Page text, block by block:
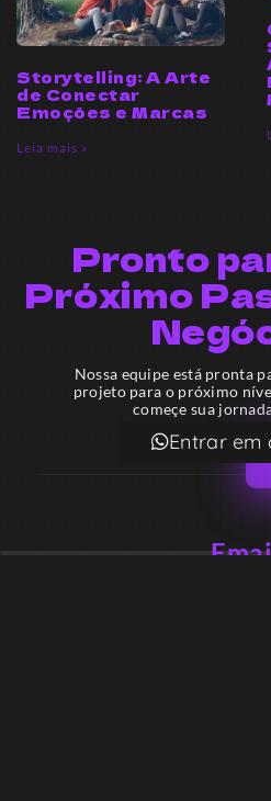
Storytelling: A Arte
de Conectar
Emoções e Marcas
Leia mais »
Pronto
Próximo
Nossa equipe está pronta
projeto para o próximo
começe sua
Entrar em